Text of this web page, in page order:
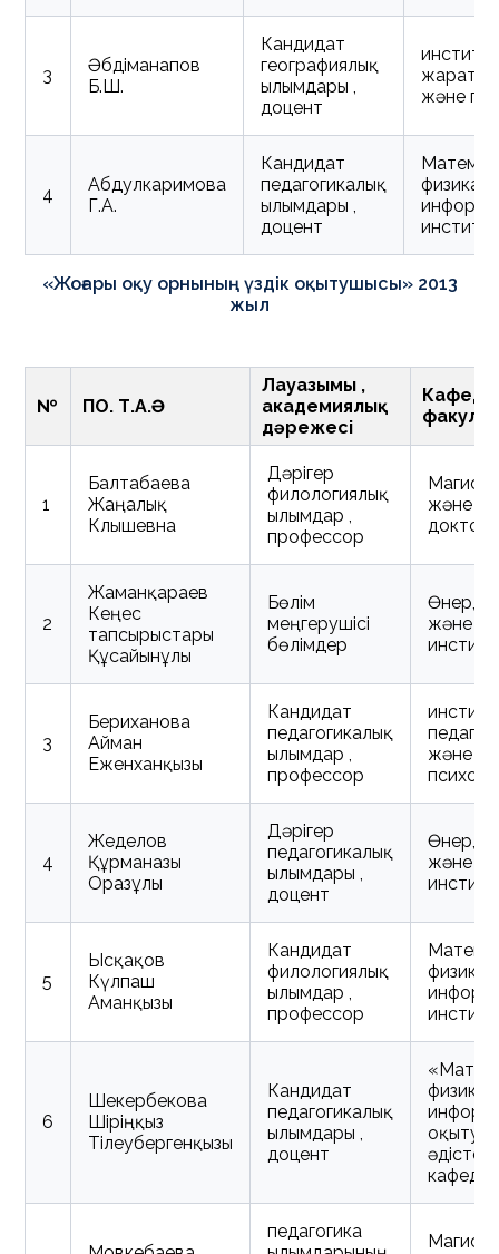
3
Әбдіманапов
Б.Ш.
Кандидат
географиялық
ғылымдары ,
доцент
және
4
Абдулкаримова
Г.А.
Кандидат
педагогикалық
ғылымдары ,
доцент
физика
«Жоғары оқу орнының үздік оқытушысы» 2013
жыл
№ ПОҚ. Т.А.Ә
Лауазымы ,
академиялық
дәрежесі
1
Балтабаева
Жаңалық
Клышевна
Дәрігер
филологиялық
ғылымдар ,
профессор
және
2
Жаманқараев
Кеңес
тапсырыстары
Құсайынұлы
Бөлім
меңгерушісі
бөлімдер
Өнер,
және
3
Бериханова
Айман
Еженханқызы
Кандидат
педагогикалық
ғылымдар ,
профессор
және
4
Жеделов
Құрманғазы
Оразұлы
Дәрігер
педагогикалық
ғылымдары ,
доцент
Өнер,
және
5
Ысқақов
Күлпаш
Аманқызы
Кандидат
филологиялық
ғылымдар ,
профессор
физика
6
Шекербекова
Шіріңқыз
Тілеубергенқызы
Кандидат
педагогикалық
ғылымдары ,
доцент
физика
оқыту
педагогика